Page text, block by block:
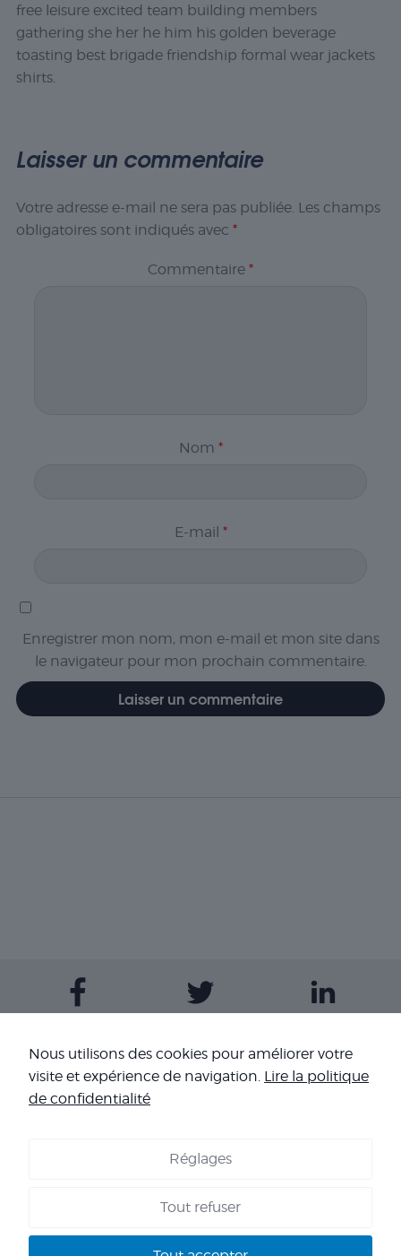
free leisure excited team building members
gathering she her he him his golden beverage
toasting best brigade friendship formal wear jackets
shirts.
Laisser un commentaire
Votre adresse e-mail ne sera pas publiée. Les champs
obligatoires sont indiqués avec *
Commentaire *
Nom *
E-mail *
Enregistrer mon nom, mon e-mail et mon site dans
le navigateur pour mon prochain commentaire.
Contactez-nous
Copyright 2026 - Corpo’Events Agence événementielle
SIRET : 484 434 477 00036 - TVA : FR70 484 434 477 - RC :
Nous utilisons des cookies pour améliorer votre
visite et expérience de navigation. Lire la politique
de confidentialité
Réglages
Tout refuser